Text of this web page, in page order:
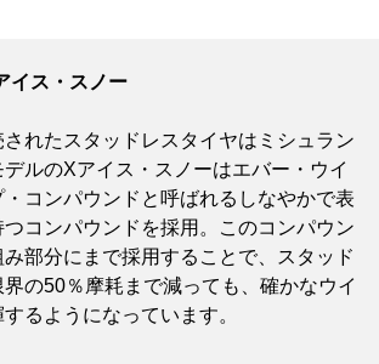
イス・スノー
されたスタッドレスタイヤはミシュラン
ルのXアイス・スノーはエバー・ウイ
コンパウンドと呼ばれるしなやかで表
コンパウンドを採用。このコンパウン
み部分にまで採用することで、スタッド
の50％摩耗まで減っても、確かなウイ
るようになっています。